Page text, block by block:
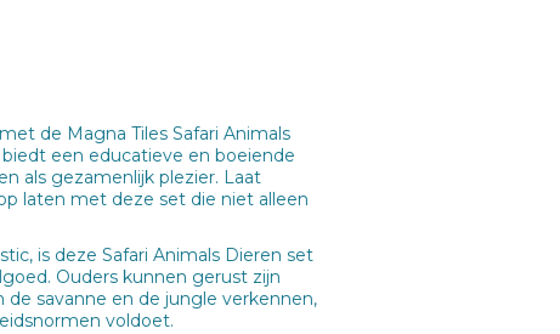
de Magna Tiles Safari Animals
een educatieve en boeiende
als gezamenlijk plezier. Laat
laten met deze set die niet alleen
is deze Safari Animals Dieren set
Ouders kunnen gerust zijn
savanne en de jungle verkennen,
voldoet.